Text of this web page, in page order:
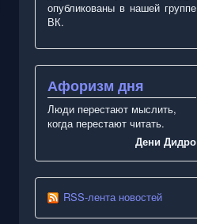
опубликованы в нашей группе
ВК.
Афоризм дня
Люди перестают мыслить,
когда перестают читать.
Дени Дидро
RSS-лента новостей